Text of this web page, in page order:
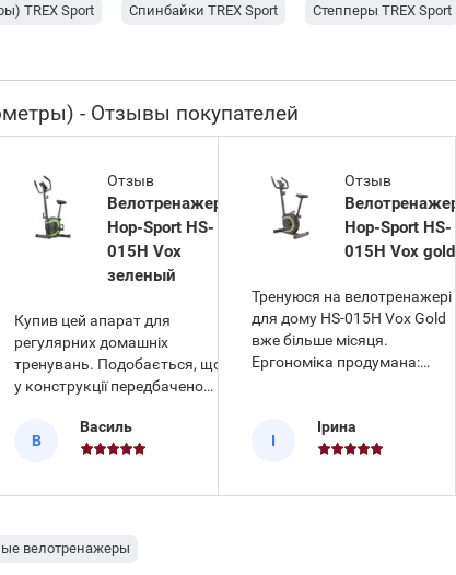
TREX Sport Спинбайки TREX Sport Степперы TREX Sport
- Отзывы покупателей
Отзыв
Велотренажер
Hop-Sport HS-
015H Vox
зеленый
Купив цей апарат для
регулярних домашніх
тренувань. Подобається, що
у конструкції передбачено
висоті, завдяки чому можна
легко налаштувати
людей різного зросту. Також
педалі з фіксуючими
В
Василь
Отзыв
Велотренажер
Hop-Sport HS-
015H Vox gold
Тренуюся на велотренажері
для дому HS-015H Vox Gold
вже більше місяця.
Ергономіка продумана:
транспортування
дозволяють без зусиль
будь-яке місце кімнати. Під
І
Ірина
велотренажеры